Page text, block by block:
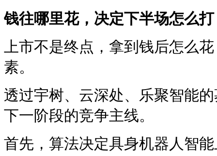
钱往哪里花，决定下半场怎么
上市不是终点，拿到钱后怎么
素。
透过宇树、云深处、乐聚智能
下一阶段的竞争主线。
首先，算法决定具身机器人智